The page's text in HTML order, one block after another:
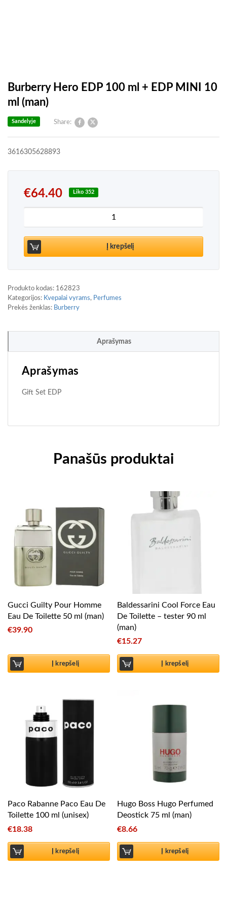
Burberry Hero EDP 100 ml + EDP MINI 10
ml (man)
Share:
Sandelyje
3616305628893
€64.40 Liko 352
produkto kiekis: Burberry Hero EDP 100 ml +
Į krepšelį
Produkto kodas: 162823
Kategorijos: Kvepalai vyrams, Perfumes
Prekės ženklas: Burberry
Aprašymas
Aprašymas
Gift Set EDP
Panašūs produktai
Gucci Guilty Pour Homme
Eau De Toilette 50 ml (man)
€39.90
Į krepšelį
Baldessarini Cool Force Eau
De Toilette – tester 90 ml
(man)
€15.27
Į krepšelį
Paco Rabanne Paco Eau De
Toilette 100 ml (unisex)
€18.38
Į krepšelį
Hugo Boss Hugo Perfumed
Deostick 75 ml (man)
€8.66
Į krepšelį